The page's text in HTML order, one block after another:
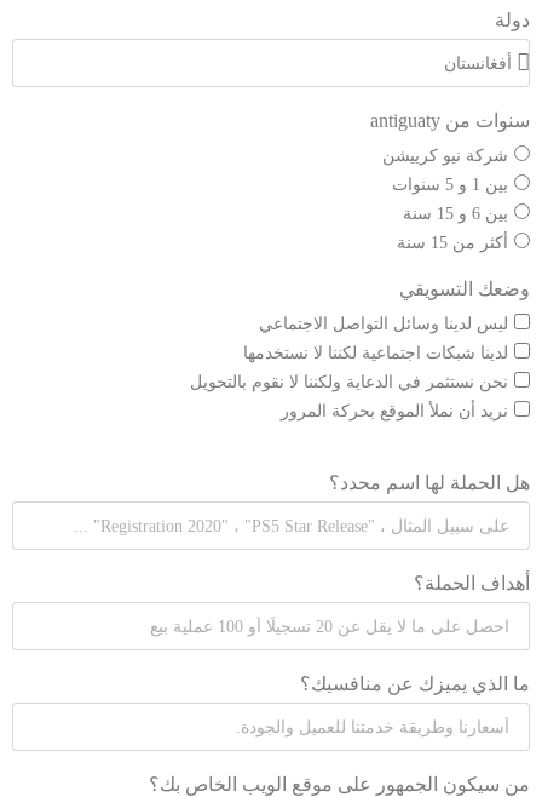
دولة
سنوات من antiguaty
شركة نيو كرييشن
بين 1 و 5 سنوات
بين 6 و 15 سنة
أكثر من 15 سنة
وضعك التسويقي
ليس لدينا وسائل التواصل الاجتماعي
لدينا شبكات اجتماعية لكننا لا نستخدمها
نحن نستثمر في الدعاية ولكننا لا نقوم بالتحويل
نريد أن نملأ الموقع بحركة المرور
هل الحملة لها اسم محدد؟
أهداف الحملة؟
ما الذي يميزك عن منافسيك؟
من سيكون الجمهور على موقع الويب الخاص بك؟